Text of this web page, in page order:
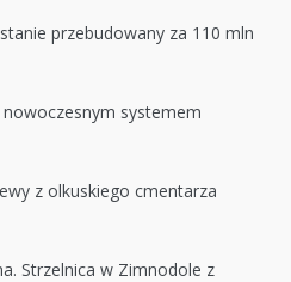
przebudowany za 110 mln
systemem
z olkuskiego cmentarza
Strzelnica w Zimnodole z